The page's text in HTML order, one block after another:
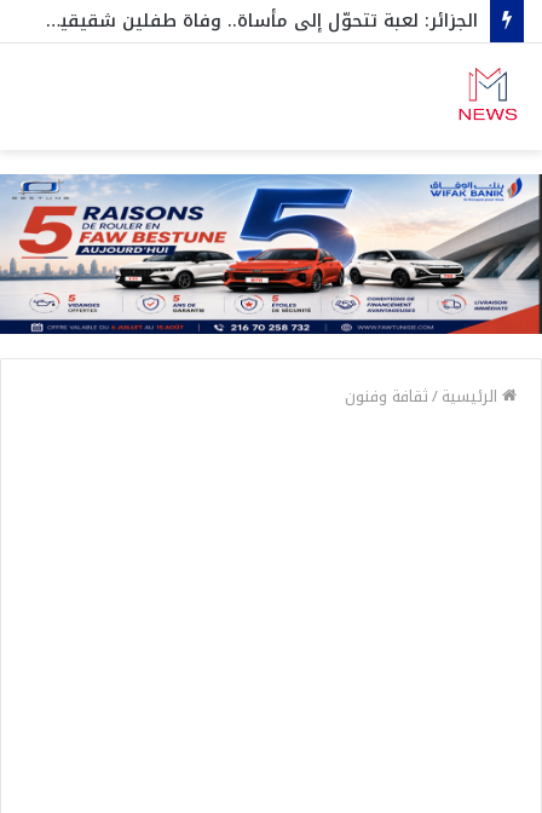
الجزائر: لعبة تتحوّل إلى مأساة.. وفاة طفلين شقيقين اختناقا داخل صندوق سيارة…وهكذا نجاح الثالث بأعجوبة
الرئيسية/ثقافة وفنون